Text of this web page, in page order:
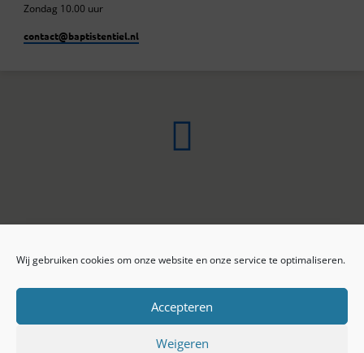
Wij gebruiken cookies om onze website en onze service te optimaliseren.
Accepteren
Weigeren
Zondag 10.00 uur
contact​@baptistentiel.nl
ONLINE ARCHIEF
Privacy beleid